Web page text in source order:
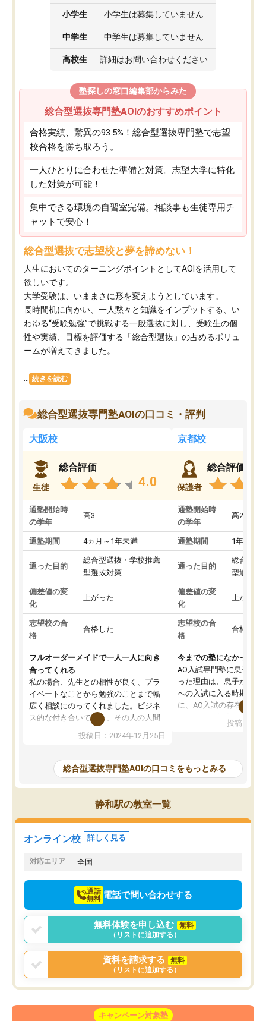
小学生 小学生は募集していません
中学生 中学生は募集していません
高校生 詳細はお問い合わせください
塾探しの窓口編集部からみた
総合型選抜専門塾AOIのおすすめポイント
合格実績、驚異の93.5%！総合型選抜専門塾で志望
校合格を勝ち取ろう。
一人ひとりに合わせた準備と対策。志望大学に特化
した対策が可能！
集中できる環境の自習室完備。相談事も生徒専用チ
ャットで安心！
総合型選抜で志望校と夢を諦めない！
人生においてのターニングポイントとしてAOIを活用して
欲しいです。
大学受験は、いままさに形を変えようとしています。
長時間机に向かい、一人黙々と知識をインプットする、い
わゆる“受験勉強”で挑戦する一般選抜に対し、受験生の個
性や実績、目標を評価する「総合型選抜」の占めるボリュ
ームが増えてきました。
続きを読む
総合型選抜専門塾AOIの口コミ・評判
大阪校
生徒
総合評価
4.0
通塾開始時
の学年
高3
通塾期間 4ヵ月～1年未満
通った目的
総合型選抜・学校推薦
型選抜対策
偏差値の変
化
上がった
志望校の合
格
合格した
フルオーダーメイドで一人一人に向き
合ってくれる
私の場合、先生との相性が良く、プラ
イベートなことから勉強のことまで幅
広く相談にのってくれました。ビジネ
ス的な付き合いでなく、その人の人間
性までを適切に把握し、むきあってい
るなぁと強く感じることできました。
と相談すると、他の先生も紹介してく
ださり、客観的なアドバイスもいただ
くことができました（志望理由・自己
PR等の添削において）。そして、なに
より自習室が解放されている点がよか
ったです。友達と好きな時間に自習
し、お互いを高めあえる環境がありま
投稿日：2024年12月25日
京都校
保護者
総合評価
通塾開始時
の学年
高2
通塾期間 1年以上
通った目的
総合型選
型選抜対
偏差値の変
化
上がった
志望校の合
格
合格した
今までの塾になかった
AO入試専門塾に息子を
った理由は、息子が高校
への入試に入る時期に差
に、AO入試の存在を息
たことから、AOIに入塾
で、AO入試を改めて知
それに対しての具体的な
ことでした。更に子供の
けてらっしゃいますので
投稿日：
総合型選抜専門塾AOIの口コミをもっとみる
静和駅の教室一覧
オンライン校 詳しく見る
対応エリア 全国
通話
無料 電話で問い合わせする
無料体験を申し込む
無料
（リストに追加する）
資料を請求する
無料
（リストに追加する）
キャンペーン対象塾